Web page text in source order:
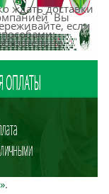
ждать доставки
если
режиме
образом.
данные о
написать
вас найти.
.
Вы